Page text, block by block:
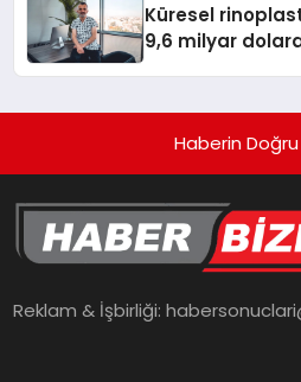
Küresel
9,6 milyar
Haberin
Reklam & İşbirliği: